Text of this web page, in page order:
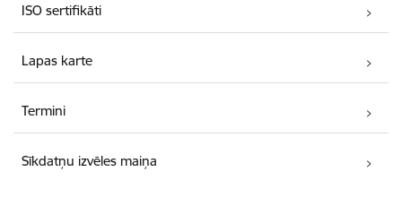
ISO sertifikāti
Lapas karte
Termini
Sīkdatņu izvēles maiņa